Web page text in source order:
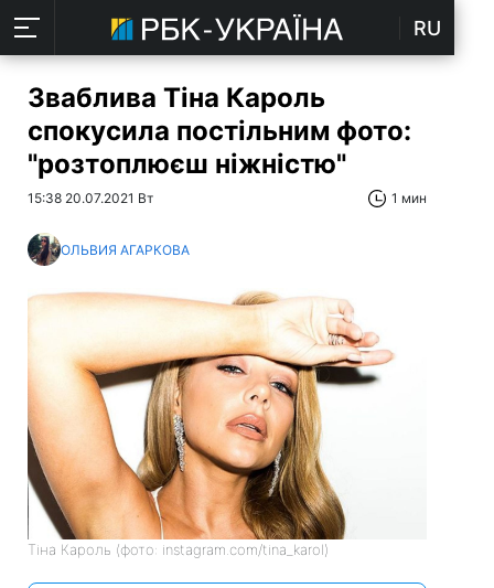
RU
Зваблива Тіна Кароль
спокусила постільним фото:
"розтоплюєш ніжністю"
15:38 20.07.2021 Вт 1 мин
ОЛЬВИЯ АГАРКОВА
Тіна Кароль (фото: instagram.com/tina_karol)